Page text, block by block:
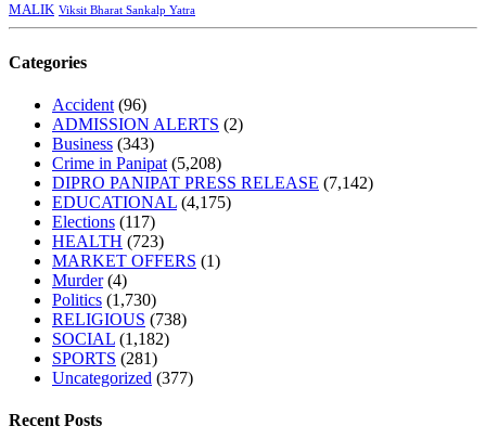
MALIK Viksit Bharat Sankalp Yatra
Categories
Accident (96)
ADMISSION ALERTS (2)
Business (343)
Crime in Panipat (5,208)
DIPRO PANIPAT PRESS RELEASE (7,142)
EDUCATIONAL (4,175)
Elections (117)
HEALTH (723)
MARKET OFFERS (1)
Murder(4)
Politics (1,730)
RELIGIOUS (738)
SOCIAL (1,182)
SPORTS (281)
Uncategorized (377)
Recent Posts